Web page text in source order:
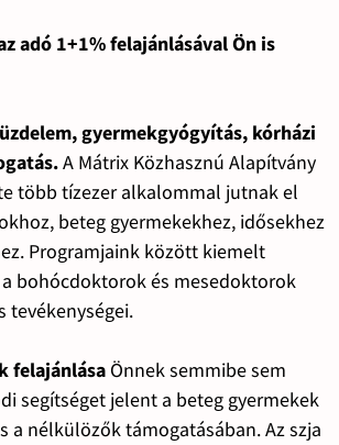
adó 1+1% felajánlásával Ön is
gyermekgyógyítás, kórházi
A Mátrix Közhasznú Alapítvány
több tízezer alkalommal jutnak el
beteg gyermekekhez, idősekhez
Programjaink között kiemelt
bohócdoktorok és mesedoktorok
tevékenységei.
felajánlásaÖnnek semmibe sem
segítséget jelent a beteg gyermekek
a nélkülözők támogatásában. Az szja